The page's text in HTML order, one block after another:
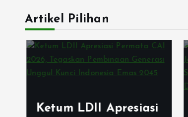
Artikel Pilihan
Ketum LDII Apresiasi